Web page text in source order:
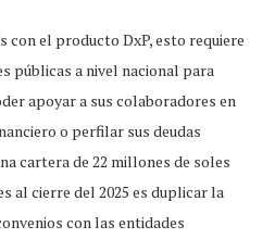
con el producto DxP, esto requiere
públicas a nivel nacional para
apoyar a sus colaboradores en
o perfilar sus deudas
cartera de 22 millones de soles
al cierre del 2025 es duplicar la
con las entidades